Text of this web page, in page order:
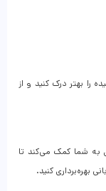
را بهتر درک کنید و از
به شما کمک می‌کند تا
بهره‌برداری کنید.